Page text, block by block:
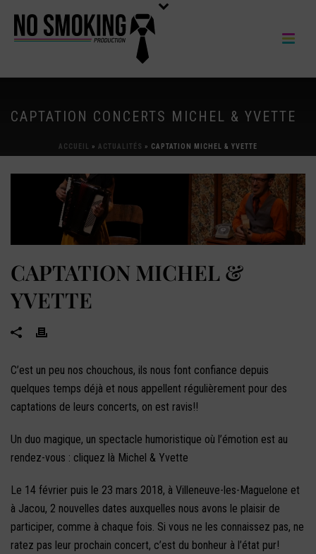
CAPTATION CONCERTS MICHEL & YVETTE
ACCUEIL » ACTUALITÉS » CAPTATION MICHEL & YVETTE
CAPTATION MICHEL &
YVETTE
C’est un peu nos chouchous, ils nous font confiance depuis
quelques temps déjà et nous appellent régulièrement pour des
captations de leurs concerts, on est ravis!!
Un duo magique, un spectacle humoristique où l’émotion est au
rendez-vous : cliquez là Michel & Yvette
Le 14 février puis le 23 mars 2018, à Villeneuve-les-Maguelone et
à Jacou, 2 nouvelles dates auxquelles nous avons le plaisir de
participer, comme à chaque fois. Si vous ne les connaissez pas, ne
ratez pas leur prochain concert, c’est du bonheur à l’état pur!